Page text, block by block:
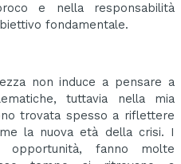
e nella responsabilità
fondamentale.
non induce a pensare a
tuttavia nella mia
trovata spesso a riflettere
la nuova età della crisi. I
opportunità, fanno molte